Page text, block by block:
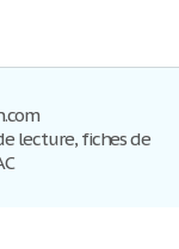
lecture, fiches de